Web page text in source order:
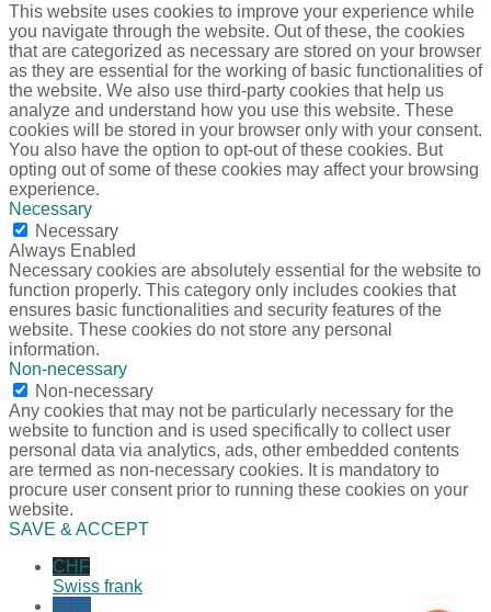
This website uses cookies to improve your experience while
you navigate through the website. Out of these, the cookies
that are categorized as necessary are stored on your browser
as they are essential for the working of basic functionalities of
the website. We also use third-party cookies that help us
analyze and understand how you use this website. These
cookies will be stored in your browser only with your consent.
You also have the option to opt-out of these cookies. But
opting out of some of these cookies may affect your browsing
experience.
Necessary
Necessary
Always Enabled
Necessary cookies are absolutely essential for the website to
function properly. This category only includes cookies that
ensures basic functionalities and security features of the
website. These cookies do not store any personal
information.
Non-necessary
Non-necessary
Any cookies that may not be particularly necessary for the
website to function and is used specifically to collect user
personal data via analytics, ads, other embedded contents
are termed as non-necessary cookies. It is mandatory to
procure user consent prior to running these cookies on your
website.
SAVE & ACCEPT
CHF
Swiss frank
EUR